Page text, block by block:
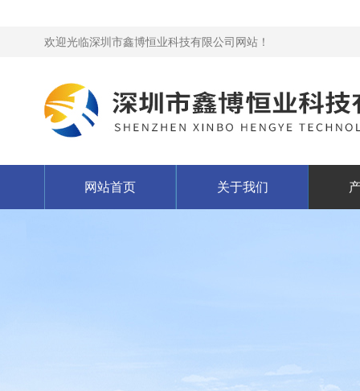
欢迎光临深圳市鑫博恒业科技有限公司网站！
网站首页 关于我们